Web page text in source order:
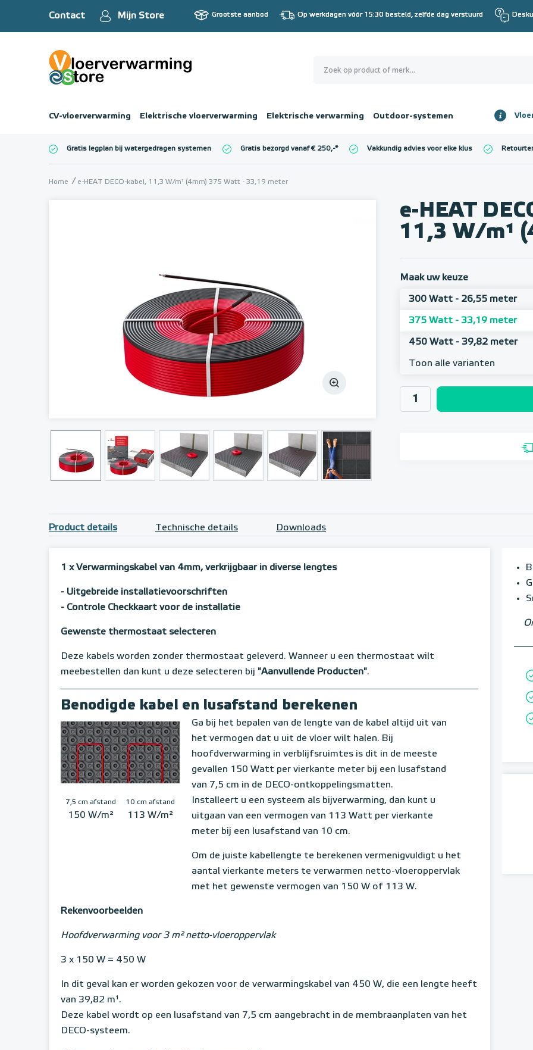
Contact Mijn Store Grootste aanbod Op werkdagen vóór 15:30 besteld, zelfde dag verstuurd
CV-vloerverwarming Elektrische vloerverwarming Elektrische verwarming Outdoor-systemen
€ 0,00
Gratis legplan bij watergedragen systemen Gratis bezorgd vanaf € 250,-* Vakkundig advies voor elke klus
Home e-HEAT DECO-kabel, 11,3 W/m¹ (4mm) 375 Watt - 33,19 meter
e-HEAT
11,3 W/m¹
Maak uw keuze
300 Watt - 26,55 meter
375 Watt - 33,19 meter
450 Watt - 39,82 meter
Toon alle varianten
Product details Technische details Downloads
1 x Verwarmingskabel van 4mm, verkrijgbaar in diverse lengtes
- Uitgebreide installatievoorschriften
- Controle Checkkaart voor de installatie
Gewenste thermostaat selecteren
Deze kabels worden zonder thermostaat geleverd. Wanneer u een thermostaat wilt
meebestellen dan kunt u deze selecteren bij "Aanvullende Producten".
Benodigde kabel en lusafstand berekenen
7,5 cm afstand
150 W/m²
10 cm afstand
113 W/m²
Ga bij het bepalen van de lengte van de kabel altijd uit van
het vermogen dat u uit de vloer wilt halen. Bij
hoofdverwarming in verblijfsruimtes is dit in de meeste
gevallen 150 Watt per vierkante meter bij een lusafstand
van 7,5 cm in de DECO-ontkoppelingsmatten.
Installeert u een systeem als bijverwarming, dan kunt u
uitgaan van een vermogen van 113 Watt per vierkante
meter bij een lusafstand van 10 cm.
Om de juiste kabellengte te berekenen vermenigvuldigt u het
aantal vierkante meters te verwarmen netto-vloeroppervlak
met het gewenste vermogen van 150 W of 113 W.
Rekenvoorbeelden
Hoofdverwarming voor 3 m² netto-vloeroppervlak
3 x 150 W = 450 W
In dit geval kan er worden gekozen voor de verwarmingskabel van 450 W, die een lengte heeft
van 39,82 m¹.
Deze kabel wordt op een lusafstand van 7,5 cm aangebracht in de membraanplaten van het
DECO-systeem.